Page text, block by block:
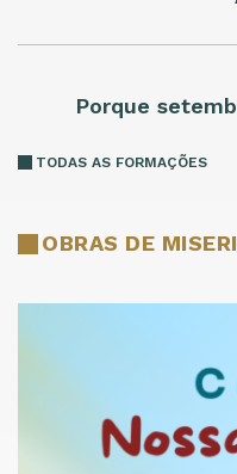
Porque
TODAS AS FORMAÇÕES
OBRAS DE